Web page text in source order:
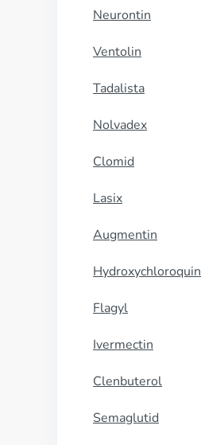
Neurontin
Ventolin
Tadalista
Nolvadex
Clomid
Lasix
Augmentin
Hydroxychloroquin
Flagyl
Ivermectin
Clenbuterol
Semaglutid